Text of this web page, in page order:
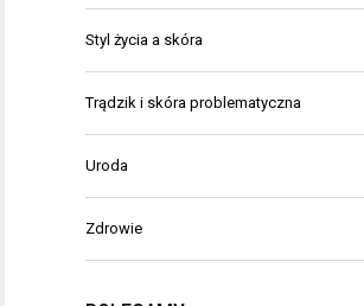
Styl życia a skóra
Trądzik i skóra problematyczna
Uroda
Zdrowie